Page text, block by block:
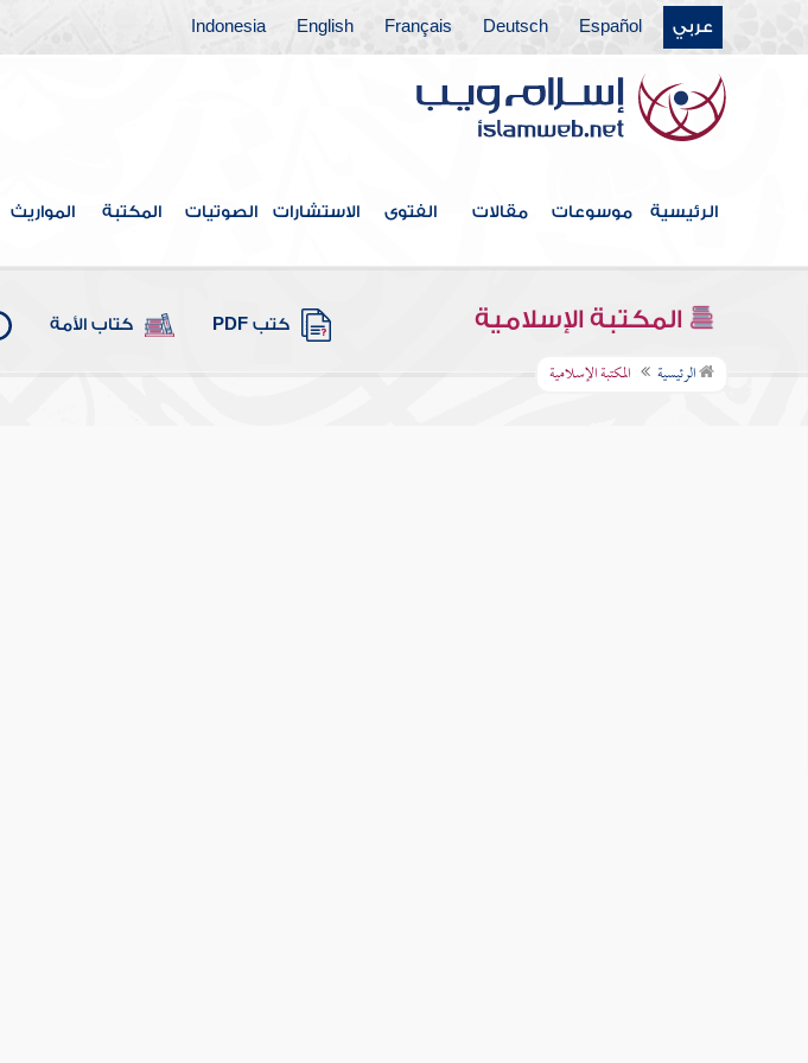
عربي Español
Deutsch
Français
English
Indonesia
الرئيسية موسوعات مقالات الفتوى الاستشارات الصوتيات المكتبة المواريث
المكتبة الإسلامية كتب PDF كتاب الأمة
الرئيسية المكتبة الإسلامية